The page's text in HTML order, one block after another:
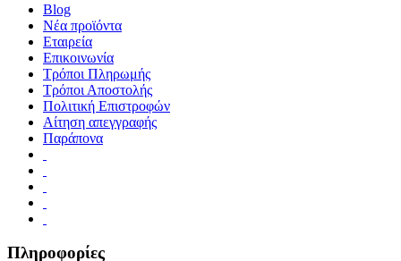
Blog
Νέα προϊόντα
Εταιρεία
Επικοινωνία
Τρόποι Πληρωμής
Τρόποι Αποστολής
Πολιτική Επιστροφών
Αίτηση απεγγραφής
Παράπονα
Πληροφορίες